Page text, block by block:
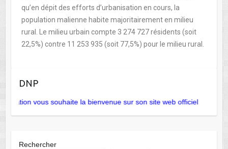
qu’en dépit des efforts d’urbanisation en cours, la
population malienne habite majoritairement en milieu
rural. Le milieu urbain compte 3 274 727 résidents (soit
22,5%) contre 11 253 935 (soit 77,5%) pour le milieu rural.
DNP
vous souhaite la bienvenue sur son site web officiel
Rechercher